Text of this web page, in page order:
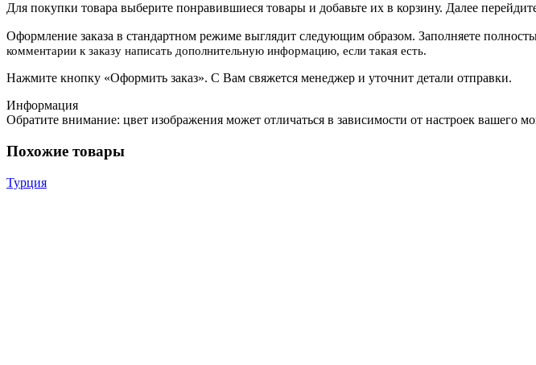
Для покупки товара выберите понравившиеся товары и добавьте их в корзину. Далее
Оформление заказа в стандартном режиме выглядит следующим образом. Заполняете
комментарии к заказу написать дополнительную информацию, если такая есть.
Нажмите кнопку «Оформить заказ». С Вам свяжется менеджер и уточнит детали отправки.
Информация
Обратите внимание: цвет изображения может отличаться в зависимости от настроек вашего
Похожие товары
Турция